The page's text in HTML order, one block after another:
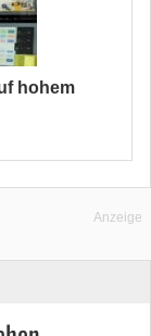
hohem
Anzeige